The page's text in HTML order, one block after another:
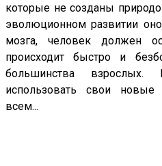
которые не созданы
эволюционном развитии
мозга, человек должен
происходит быстро и
большинства взрослых.
использовать свои новые
всем...